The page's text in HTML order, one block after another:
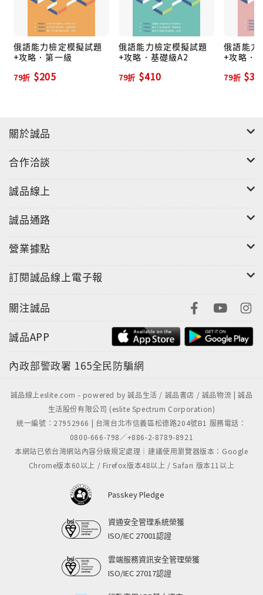
俄語能力檢定模擬試題
+攻略．第一級
79折 $205
俄語能力檢定模擬試題
+攻略．基礎級A2
79折 $410
俄語能力
+攻略．
79折
關於誠品
合作洽談
誠品線上
誠品通路
營業據點
訂閱誠品線上電子報
關注誠品
誠品APP
內政部警政署 165全民防騙網
誠品線上eslite.com - powered by 誠品生活 / 誠品書店 / 誠品物流 | 誠品
生活股份有限公司 (eslite Spectrum Corporation)
統一編號：27952966 | 台灣台北市信義區松德路204號B1 服務電話：
0800-666-798／+886-2-8789-8921
本網站已依台灣網站內容分級規定處理｜建議使用瀏覽器版本：Google
Chrome版本60以上 / Firefox版本48以上 / Safari 版本11以上
Passkey Pledge
資通安全管理系統榮獲
ISO/IEC 27001認證
雲端服務資訊安全管理榮獲
ISO/IEC 27017認證